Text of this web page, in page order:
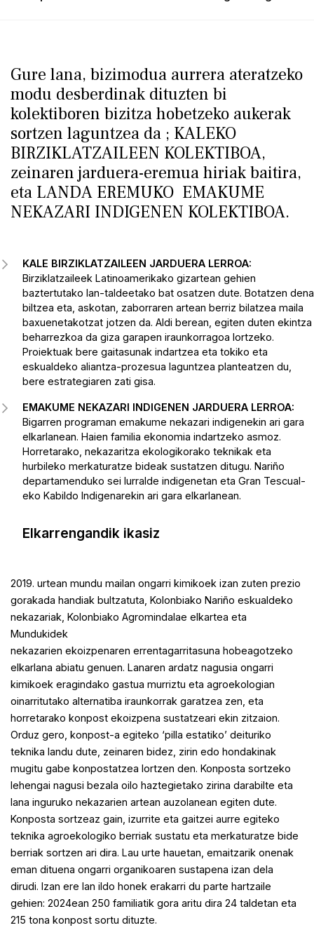
Gure lana, bizimodua aurrera ateratzeko
modu desberdinak dituzten bi
kolektiboren bizitza hobetzeko aukerak
sortzen laguntzea da ; KALEKO
BIRZIKLATZAILEEN KOLEKTIBOA,
zeinaren jarduera-eremua hiriak baitira,
eta LANDA EREMUKO EMAKUME
NEKAZARI INDIGENEN KOLEKTIBOA.
KALE BIRZIKLATZAILEEN JARDUERA LERROA:
Birziklatzaileek Latinoamerikako gizartean gehien
baztertutako lan-taldeetako bat osatzen dute. Botatzen dena
biltzea eta, askotan, zaborraren artean berriz bilatzea maila
baxuenetakotzat jotzen da. Aldi berean, egiten duten ekintza
beharrezkoa da giza garapen iraunkorragoa lortzeko.
Proiektuak bere gaitasunak indartzea eta tokiko eta
eskualdeko aliantza-prozesua laguntzea planteatzen du,
bere estrategiaren zati gisa.
EMAKUME NEKAZARI INDIGENEN JARDUERA LERROA:
Bigarren programan emakume nekazari indigenekin ari gara
elkarlanean. Haien familia ekonomia indartzeko asmoz.
Horretarako, nekazaritza ekologikorako teknikak eta
hurbileko merkaturatze bideak sustatzen ditugu. Nariño
departamenduko sei lurralde indigenetan eta Gran Tescual-
eko Kabildo Indigenarekin ari gara elkarlanean.
Elkarrengandik ikasiz
2019. urtean mundu mailan ongarri kimikoek izan zuten prezio
gorakada handiak bultzatuta, Kolonbiako Nariño eskualdeko
nekazariak, Kolonbiako Agromindalae elkartea eta
Mundukidek
nekazarien ekoizpenaren errentagarritasuna hobeagotzeko
elkarlana abiatu genuen. Lanaren ardatz nagusia ongarri
kimikoek eragindako gastua murriztu eta agroekologian
oinarritutako alternatiba iraunkorrak garatzea zen, eta
horretarako konpost ekoizpena sustatzeari ekin zitzaion.
Orduz gero, konpost-a egiteko ‘pilla estatiko’ deituriko
teknika landu dute, zeinaren bidez, zirin edo hondakinak
mugitu gabe konpostatzea lortzen den. Konposta sortzeko
lehengai nagusi bezala oilo haztegietako zirina darabilte eta
lana inguruko nekazarien artean auzolanean egiten dute.
Konposta sortzeaz gain, izurrite eta gaitzei aurre egiteko
teknika agroekologiko berriak sustatu eta merkaturatze bide
berriak sortzen ari dira. Lau urte hauetan, emaitzarik onenak
eman dituena ongarri organikoaren sustapena izan dela
dirudi. Izan ere lan ildo honek erakarri du parte hartzaile
gehien: 2024ean 250 familiatik gora aritu dira 24 taldetan eta
215 tona konpost sortu dituzte.